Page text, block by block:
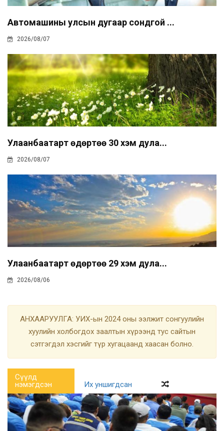
Автомашины улсын дугаар сондгой ...
2026/08/07
Улаанбаатарт өдөртөө 30 хэм дула...
2026/08/07
Улаанбаатарт өдөртөө 29 хэм дула...
2026/08/06
АНХААРУУЛГА: УИХ-ын 2024 оны ээлжит сонгуулийн
хуулийн холбогдох заалтын хүрээнд тус сайтын
сэтгэгдэл хэсгийг түр хугацаанд хаасан болно.
Сүүлд
нэмэгдсэн
Их уншигдсан